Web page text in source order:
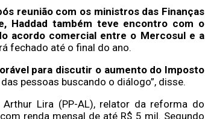
reunião com os ministros das Finanças
Haddad também teve encontro com o
acordo comercial entre o Mercosul e a
fechado até o final do ano.
para discutir o aumento do Imposto
pessoas buscando o diálogo”, disse.
Lira (PP-AL), relator da reforma do
renda mensal de até R$ 5 mil. Segundo